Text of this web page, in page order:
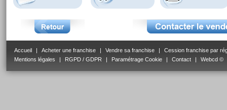
Accueil Acheter une franchise Vendre sa franchise
Cession franchise par
Mentions légales
RGPD / GDPR Paramétrage Cookie Contact Webcd ©